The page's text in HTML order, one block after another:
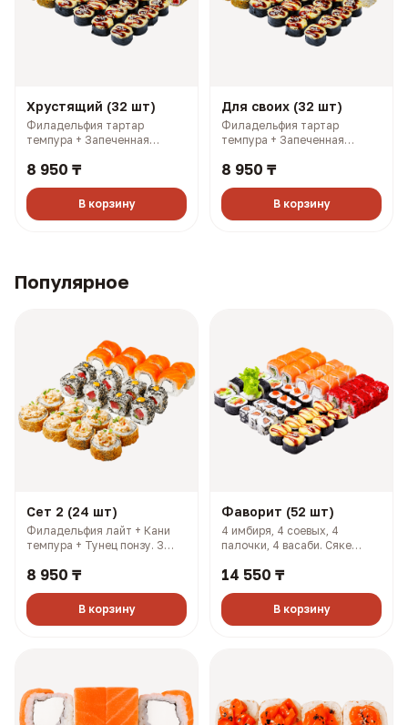
Хрустящий (32 шт)
Филадельфия тартар
темпура + Запеченная
Самурай темпура + Чикси
8 950 ₸
В корзину
Для своих (32 шт)
Филадельфия тартар
темпура + Запеченная
Филадельфия лайт 1/2 +
Чикси хот (1380 гр, 2689
ккал)
8 950 ₸
В корзину
Популярное
Сет 2 (24 шт)
Филадельфия лайт + Кани
темпура + Тунец понзу. 3
3 васаби (927 гр, 2108 ккал)
8 950 ₸
В корзину
Фаворит (52 шт)
4 имбиря, 4 соевых, 4
палочки, 4 васаби. Сяке
Самурай + Нори маки ясай +
+ Чикси хот (1606 гр, 2733
ккал)
14 550 ₸
В корзину